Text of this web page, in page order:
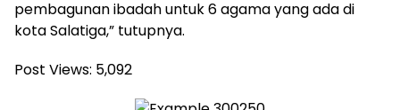
pembagunan ibadah untuk 6 agama yang ada di
kota Salatiga,” tutupnya.
Post Views: 5,092